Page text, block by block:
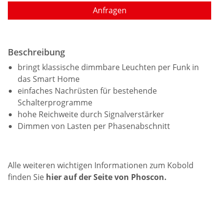
Anfragen
Beschreibung
bringt klassische dimmbare Leuchten per Funk in
das Smart Home
einfaches Nachrüsten für bestehende
Schalterprogramme
hohe Reichweite durch Signal­verstärker
Dimmen von Lasten per Phasenabschnitt
Alle weiteren wichtigen Informationen zum Kobold
finden Sie hier auf der Seite von Phoscon.